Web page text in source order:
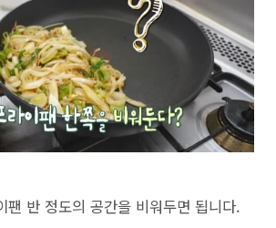
팬 반 정도의 공간을 비워두면 됩니다.